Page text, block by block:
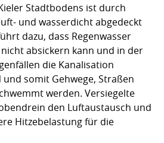
Stadtbodens ist durch
und wasserdicht abgedeckt
dazu, dass Regenwasser
absickern kann und in der
die Kanalisation
somit Gehwege, Straßen
werden. Versiegelte
den Luftaustausch und
Hitzebelastung für die